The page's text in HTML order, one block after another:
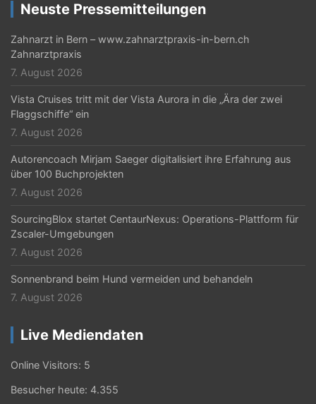
Neuste Pressemitteilungen
Zahnarzt in Bern – www.zahnarztpraxis-in-bern.ch
Zahnarztpraxis
7. August 2026
Vista Cruises tritt mit der Vista Aurora in die „Ära der zwei
Flaggschiffe“ ein
7. August 2026
Autorencoach Mirjam Saeger digitalisiert ihre Erfahrung aus
über 100 Buchprojekten
7. August 2026
SourcingBlox startet CentaurNexus: Operations-Plattform für
Zscaler-Umgebungen
7. August 2026
Sonnenbrand beim Hund vermeiden und behandeln
7. August 2026
Live Mediendaten
Online Visitors: 5
Besucher heute: 4.355